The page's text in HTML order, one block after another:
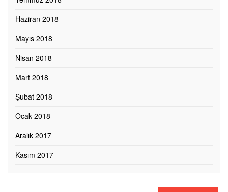
Haziran 2018
Mayıs 2018
Nisan 2018
Mart 2018
Şubat 2018
Ocak 2018
Aralık 2017
Kasım 2017